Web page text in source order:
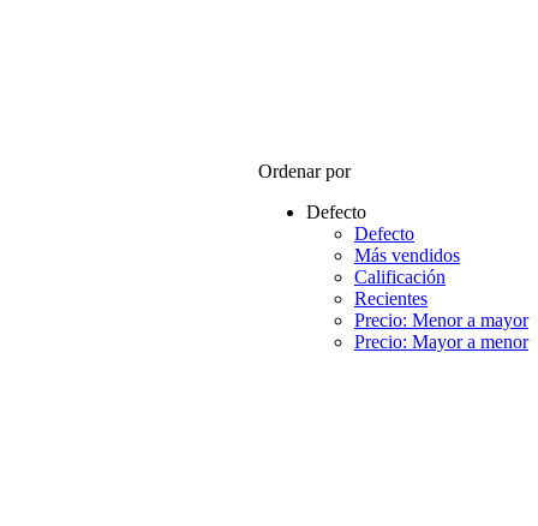
Ordenar por
Defecto
Defecto
Más vendidos
Calificación
Recientes
Precio: Menor a mayor
Precio: Mayor a menor